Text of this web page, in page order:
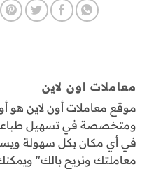
معاملات اون لاين
موقع معاملات أون لاين هو
ومتخصصة في تسهيل
في أي مكان بكل سهولة
معاملتك ونريح بالك"